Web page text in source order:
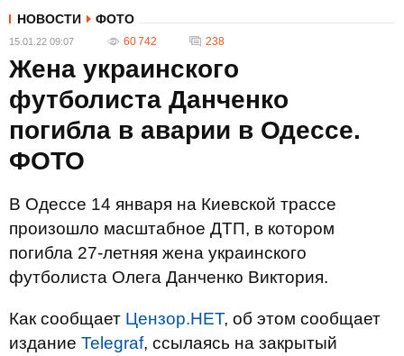
НОВОСТИ ФОТО
15.01.22 09:07 60 742 238
Жена украинского
футболиста Данченко
погибла в аварии в Одессе.
ФОТО
В Одессе 14 января на Киевской трассе
произошло масштабное ДТП, в котором
погибла 27-летняя жена украинского
футболиста Олега Данченко Виктория.
Как сообщает Цензор.НЕТ, об этом сообщает
издание Telegraf, ссылаясь на закрытый